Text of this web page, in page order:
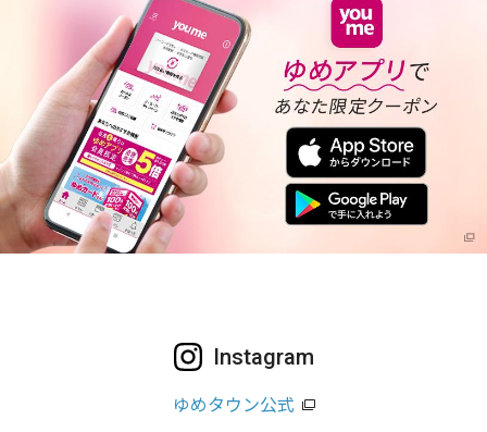
Instagram
ゆめタウン公式